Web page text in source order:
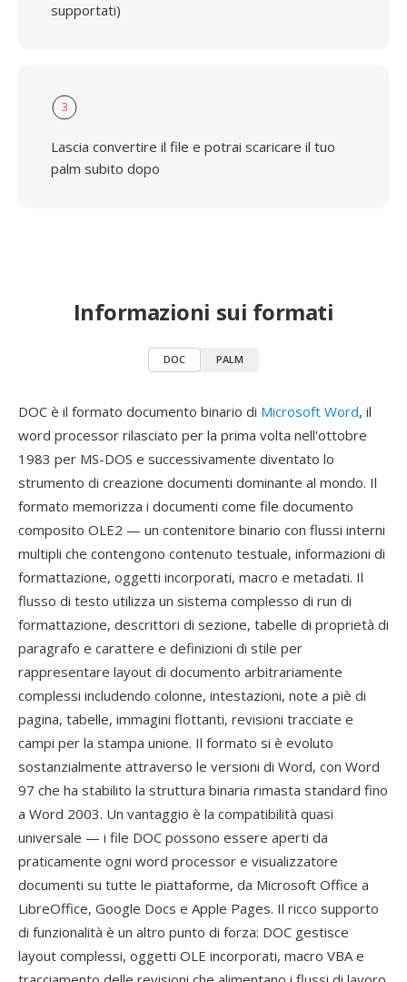
supportati)
3
Lascia convertire il file e potrai scaricare il tuo
palm subito dopo
Informazioni sui formati
DOC PALM
DOC è il formato documento binario di Microsoft Word, il
word processor rilasciato per la prima volta nell'ottobre
1983 per MS-DOS e successivamente diventato lo
strumento di creazione documenti dominante al mondo. Il
formato memorizza i documenti come file documento
composito OLE2 — un contenitore binario con flussi interni
multipli che contengono contenuto testuale, informazioni di
formattazione, oggetti incorporati, macro e metadati. Il
flusso di testo utilizza un sistema complesso di run di
formattazione, descrittori di sezione, tabelle di proprietà di
paragrafo e carattere e definizioni di stile per
rappresentare layout di documento arbitrariamente
complessi includendo colonne, intestazioni, note a piè di
pagina, tabelle, immagini flottanti, revisioni tracciate e
campi per la stampa unione. Il formato si è evoluto
sostanzialmente attraverso le versioni di Word, con Word
97 che ha stabilito la struttura binaria rimasta standard fino
a Word 2003. Un vantaggio è la compatibilità quasi
universale — i file DOC possono essere aperti da
praticamente ogni word processor e visualizzatore
documenti su tutte le piattaforme, da Microsoft Office a
LibreOffice, Google Docs e Apple Pages. Il ricco supporto
di funzionalità è un altro punto di forza: DOC gestisce
layout complessi, oggetti OLE incorporati, macro VBA e